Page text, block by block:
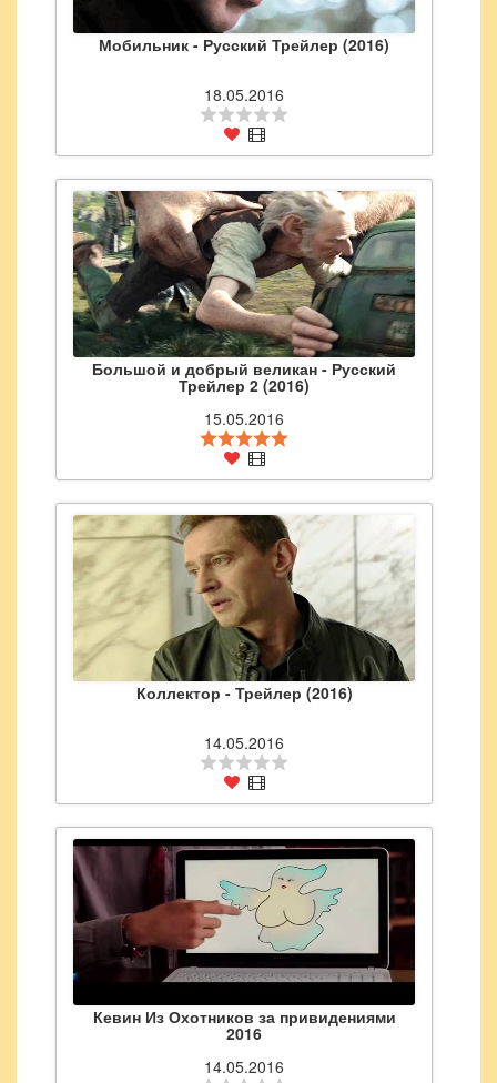
Мобильник - Русский Трейлер (2016)
18.05.2016
Большой и добрый великан - Русский
Трейлер 2 (2016)
15.05.2016
Коллектор - Трейлер (2016)
14.05.2016
Кевин Из Охотников за привидениями
2016
14.05.2016